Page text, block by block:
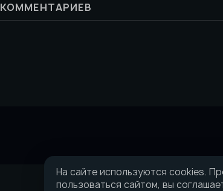
КОММЕНТАРИЕВ
На сайте используются cookies.
пользоваться сайтом, вы